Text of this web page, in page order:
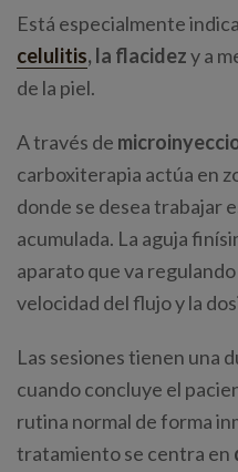
Está especialmente
celulitis, la flacidezy a
de la piel.
A través de
carboxiterapia actúa en
donde se desea trabajar
acumulada. La aguja
aparato que va
velocidad del flujo y la
Las sesiones tienen una
cuando concluye el
rutina normal de forma
tratamiento se centra en